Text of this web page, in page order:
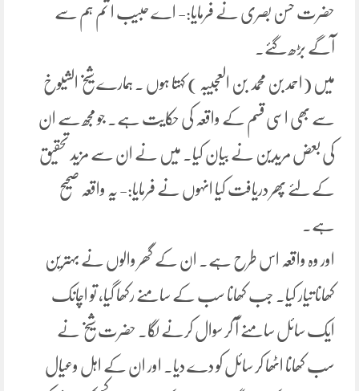
حضرت حسن بصری نے فرمایا:- اے حبیب ا تم ہم سے
آگے بڑھ گئے۔
میں (احمد بن محمد بن العجیبہ ) کہتا ہوں ۔ ہمارے شیخ الشیوخ
سے بھی اسی قسم کے واقعہ کی حکایت ہے۔ جو مجھ سے ان
کی بعض مریدین نے بیان کیا۔ میں نے ان سے مزید تحقیق
کے لئے پھر دریافت کیا انہوں نے فرمایا:- یہ واقعہ صحیح
ہے۔
اور وہ واقعہ اس طرح ہے۔ ان کے گھر والوں نے بہترین
کھانا تیار کیا۔ جب کھانا سب کے سامنے رکھا گیا، تو اچانک
ایک سائل سامنے آ کر سوال کرنے لگا۔ حضرت شیخ نے
سب کھانا اٹھا کر سائل کو دے دیا۔ اور ان کے اہل وعیال